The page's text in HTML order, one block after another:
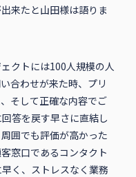
来たと山田様は語りま
クトには100人規模の人
合わせが来た時、プリ
そして正確な内容でご
答を戻す早さに直結し
囲でも評価が高かった
窓口であるコンタクト
く、ストレスなく業務